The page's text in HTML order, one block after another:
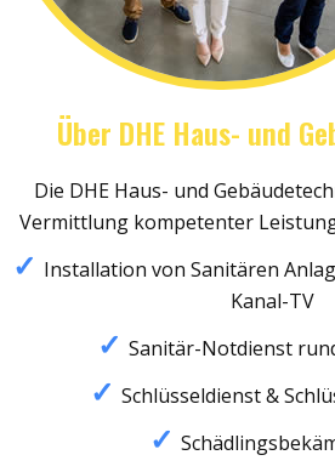
Über DHE Haus- und
Die DHE Haus- und
Vermittlung kompetenter
Installation von Sanitären
Kanal-TV
Sanitär-Notdienst
Schlüsseldienst &